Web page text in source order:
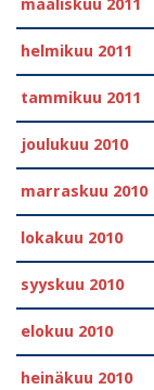
maaliskuu 2011
helmikuu 2011
tammikuu 2011
joulukuu 2010
marraskuu 2010
lokakuu 2010
syyskuu 2010
elokuu 2010
heinäkuu 2010